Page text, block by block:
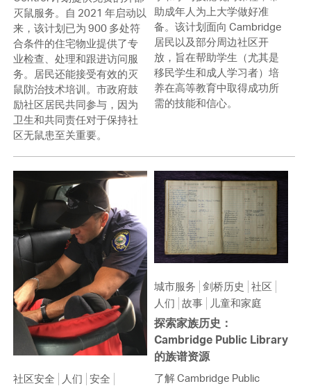
灭鼠服务。自 2021 年启动以
来，该计划已为 900 多处符
合条件的住宅物业提供了专
业检查、处理和跟进访问服
务。居民还能接受有效的灭
鼠防治技术培训。市政府鼓
励社区居民共同参与，因为
卫生和共同责任对于保持社
区无鼠患至关重要。
助成年人为上大学做好准
备。该计划面向 Cambridge
居民以及部分周边社区开
放，旨在帮助学生（尤其是
移民学生和成人学习者）培
养在高等教育中取得成功所
需的技能和信心。
社区安全 人们 安全
城市服务 剑桥历史
社区
人们 故事 儿童和家庭
探索家族历史：
Cambridge Public Library
的族谱资源
了解 Cambridge Public